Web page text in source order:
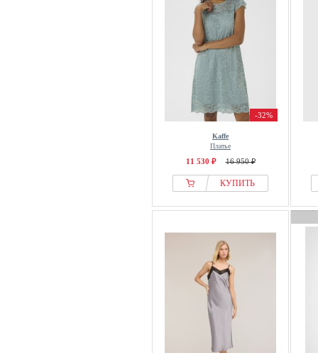
-32%
Kaffe
Платье
11 530 ₽ 16 950 ₽
КУПИТЬ